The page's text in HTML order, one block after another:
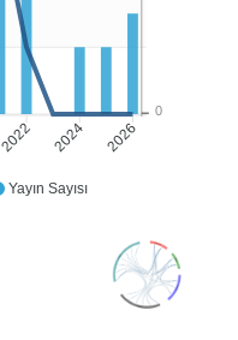
Yayın Sayısı
2022 2024 2026
0